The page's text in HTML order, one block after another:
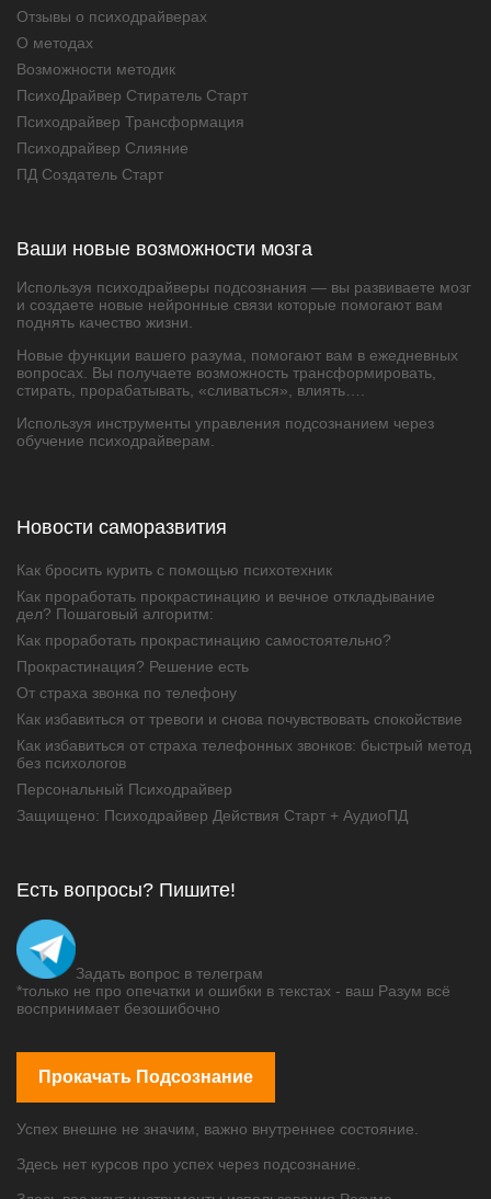
Отзывы о психодрайверах
О методах
Возможности методик
ПсихоДрайвер Стиратель Старт
Психодрайвер Трансформация
Психодрайвер Слияние
ПД Создатель Старт
Ваши новые возможности мозга
Используя психодрайверы подсознания — вы развиваете мозг
и создаете новые нейронные связи которые помогают вам
поднять качество жизни.
Новые функции вашего разума, помогают вам в ежедневных
вопросах. Вы получаете возможность трансформировать,
стирать, прорабатывать, «сливаться», влиять….
Используя инструменты управления подсознанием через
обучение психодрайверам.
Новости саморазвития
Как бросить курить с помощью психотехник
Как проработать прокрастинацию и вечное откладывание
дел? Пошаговый алгоритм:
Как проработать прокрастинацию самостоятельно?
Прокрастинация? Решение есть
От страха звонка по телефону
Как избавиться от тревоги и снова почувствовать спокойствие
Как избавиться от страха телефонных звонков: быстрый метод
без психологов
Персональный Психодрайвер
Защищено: Психодрайвер Действия Старт + АудиоПД
Есть вопросы? Пишите!
Задать вопрос в телеграм
*только не про опечатки и ошибки в текстах - ваш Разум всё
воспринимает безошибочно
Прокачать Подсознание
Успех внешне не значим, важно внутреннее состояние.
Здесь нет курсов про успех через подсознание.